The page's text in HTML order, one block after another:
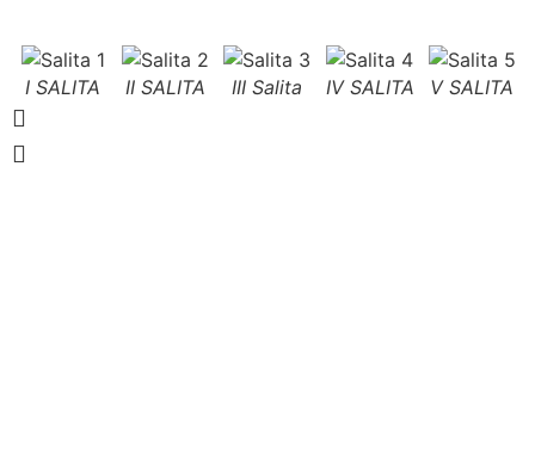
I SALITA II SALITA III Salita IV SALITA V SALITA